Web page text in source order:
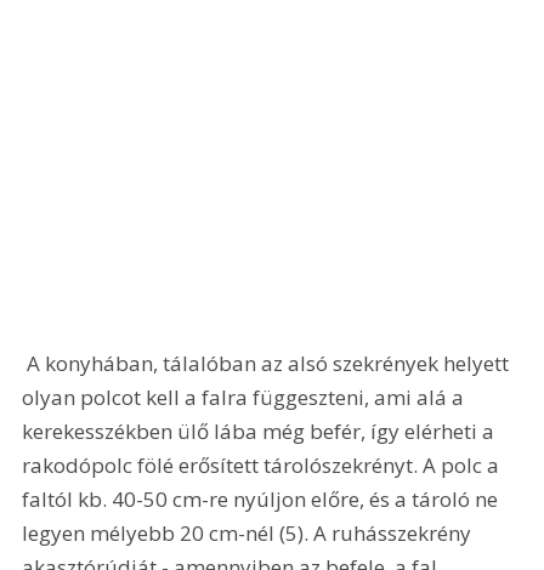
A konyhában, tálalóban az alsó szekrények helyett
olyan polcot kell a falra függeszteni, ami alá a
kerekesszékben ülő lába még befér, így elérheti a
rakodópolc fölé erősített tárolószekrényt. A polc a
faltól kb. 40-50 cm-re nyúljon előre, és a tároló ne
legyen mélyebb 20 cm-nél (5). A ruhásszekrény